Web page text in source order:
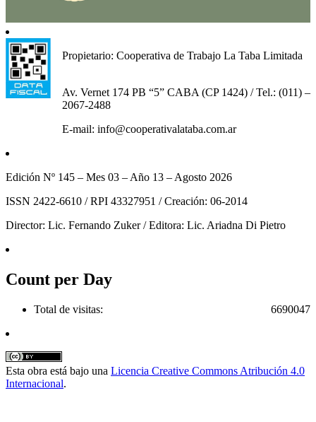
Propietario: Cooperativa de Trabajo La Taba Limitada
Av. Vernet 174 PB “5” CABA (CP 1424) / Tel.: (011) –
2067-2488
E-mail: info@cooperativalataba.com.ar
Edición Nº 145 – Mes 03 – Año 13 – Agosto 2026
ISSN 2422-6610 / RPI 43327951 / Creación: 06-2014
Director: Lic. Fernando Zuker / Editora: Lic. Ariadna Di Pietro
Count per Day
6690047
Total de visitas:
Esta obra está bajo una Licencia Creative Commons Atribución 4.0
Internacional.